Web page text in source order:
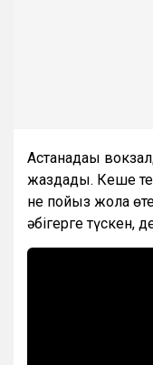
Астанадағы
жаздады. Кеше
не пойыз жолға
әбігерге түскен,